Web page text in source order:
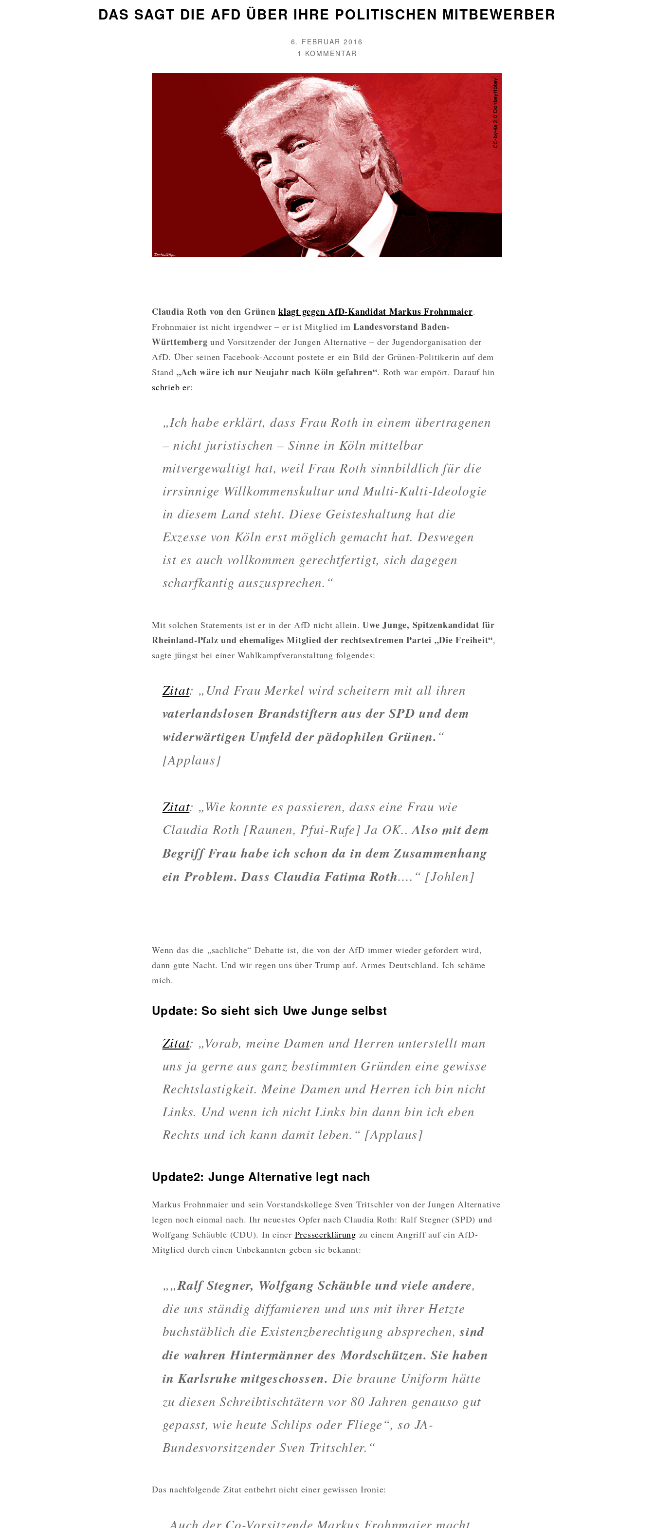
DAS SAGT DIE AFD ÜBER IHRE POLITISCHEN MITBEWERBER
VERÖFFENTLICHT
AM
6. FEBRUAR 2016
AUTOR
1 KOMMENTAR
SAGT
DIE
AFD
ÜBER
IHRE
POLITISCHEN
MITBEWERBER
Claudia Roth von den Grünen klagt gegen AfD-Kandidat Markus Frohnmaier.
Frohnmaier ist nicht irgendwer – er ist Mitglied im Landesvorstand Baden-
Württemberg und Vorsitzender der Jungen Alternative – der Jugendorganisation der
AfD. Über seinen Facebook-Account postete er ein Bild der Grünen-Politikerin auf dem
Stand „Ach wäre ich nur Neujahr nach Köln gefahren“. Roth war empört. Darauf hin
schrieb er:
„Ich habe erklärt, dass Frau Roth in einem übertragenen
– nicht juristischen – Sinne in Köln mittelbar
mitvergewaltigt hat, weil Frau Roth sinnbildlich für die
irrsinnige Willkommenskultur und Multi-Kulti-Ideologie
in diesem Land steht. Diese Geisteshaltung hat die
Exzesse von Köln erst möglich gemacht hat. Deswegen
ist es auch vollkommen gerechtfertigt, sich dagegen
scharfkantig auszusprechen.“
Mit solchen Statements ist er in der AfD nicht allein.Uwe Junge, Spitzenkandidat für
Rheinland-Pfalz und ehemaliges Mitglied der rechtsextremen Partei „Die Freiheit“,
sagte jüngst bei einer Wahlkampfveranstaltung folgendes:
Zitat: „Und Frau Merkel wird scheitern mit all ihren
vaterlandslosen Brandstiftern aus der SPD und dem
widerwärtigen Umfeld der pädophilen Grünen.“
[Applaus]
Zitat: „Wie konnte es passieren, dass eine Frau wie
Claudia Roth [Raunen, Pfui-Rufe] Ja OK..Also mit dem
Begriff Frau habe ich schon da in dem Zusammenhang
ein Problem. Dass Claudia Fatima Roth….“ [Johlen]
Wenn das die „sachliche“ Debatte ist, die von der AfD immer wieder gefordert wird,
dann gute Nacht. Und wir regen uns über Trump auf. Armes Deutschland. Ich schäme
mich.
Update: So sieht sich Uwe Junge selbst
Zitat: „Vorab, meine Damen und Herren unterstellt man
uns ja gerne aus ganz bestimmten Gründen eine gewisse
Rechtslastigkeit. Meine Damen und Herren ich bin nicht
Links. Und wenn ich nicht Links bin dann bin ich eben
Rechts und ich kann damit leben.“ [Applaus]
Update2: Junge Alternative legt nach
Markus Frohnmaier und sein Vorstandskollege Sven Tritschler von der Jungen Alternative
legen noch einmal nach. Ihr neuestes Opfer nach Claudia Roth: Ralf Stegner (SPD) und
Wolfgang Schäuble (CDU). In einer Presseerklärung zu einem Angriff auf ein AfD-
Mitglied durch einen Unbekannten geben sie bekannt:
„„Ralf Stegner, Wolfgang Schäuble und viele andere,
die uns ständig diffamieren und uns mit ihrer Hetzte
buchstäblich die Existenzberechtigung absprechen,sind
die wahren Hintermänner des Mordschützen. Sie haben
in Karlsruhe mitgeschossen. Die braune Uniform hätte
zu diesen Schreibtischtätern vor 80 Jahren genauso gut
gepasst, wie heute Schlips oder Fliege“, so JA-
Bundesvorsitzender Sven Tritschler.“
Das nachfolgende Zitat entbehrt nicht einer gewissen Ironie:
„Auch der Co-Vorsitzende Markus Frohnmaier macht